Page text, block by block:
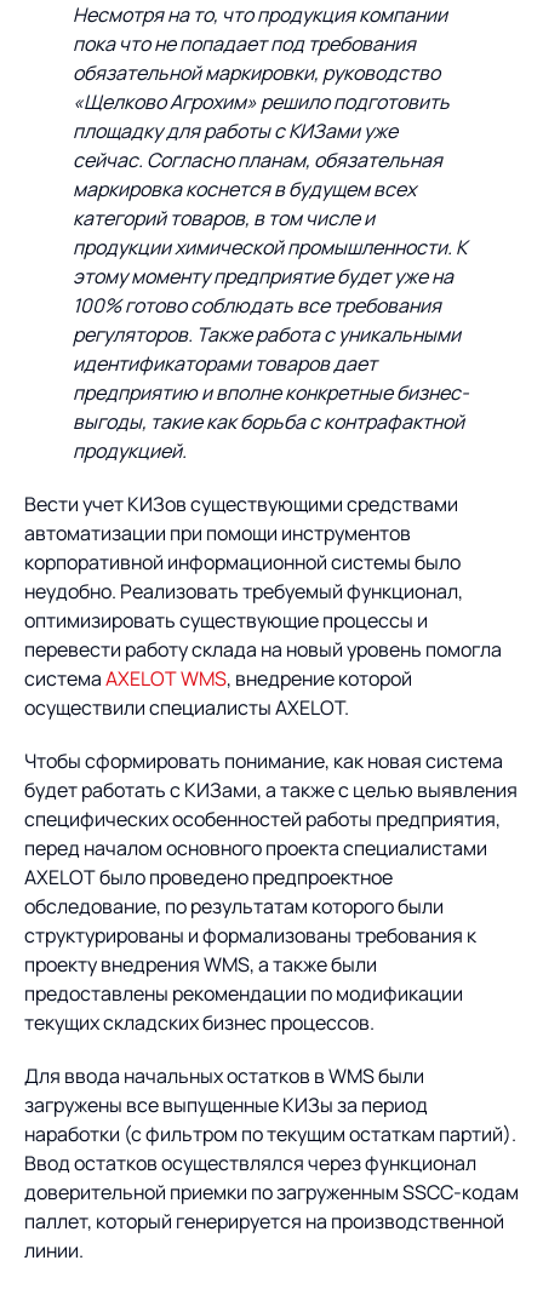
Несмотря на то, что продукция компании
пока что не попадает под требования
обязательной маркировки, руководство
«Щелково Агрохим» решило подготовить
площадку для работы с КИЗами уже
сейчас. Согласно планам, обязательная
маркировка коснется в будущем всех
категорий товаров, в том числе и
продукции химической промышленности. К
этому моменту предприятие будет уже на
100% готово соблюдать все требования
регуляторов. Также работа с уникальными
идентификаторами товаров дает
предприятию и вполне конкретные бизнес-
выгоды, такие как борьба с контрафактной
продукцией.
Вести учет КИЗов существующими средствами
автоматизации при помощи инструментов
корпоративной информационной системы было
неудобно. Реализовать требуемый функционал,
оптимизировать существующие процессы и
перевести работу склада на новый уровень помогла
системаAXELOT WMS, внедрение которой
осуществили специалисты AXELOT.
Чтобы сформировать понимание, как новая система
будет работать с КИЗами, а также с целью выявления
специфических особенностей работы предприятия,
перед началом основного проекта специалистами
AXELOT было проведено предпроектное
обследование, по результатам которого были
структурированы и формализованы требования к
проекту внедрения WMS, а также были
предоставлены рекомендации по модификации
текущих складских бизнес процессов.
Для ввода начальных остатков в WMS были
загружены все выпущенные КИЗы за период
наработки (с фильтром по текущим остаткам партий).
Ввод остатков осуществлялся через функционал
доверительной приемки по загруженным SSCC-кодам
паллет, который генерируется на производственной
линии.